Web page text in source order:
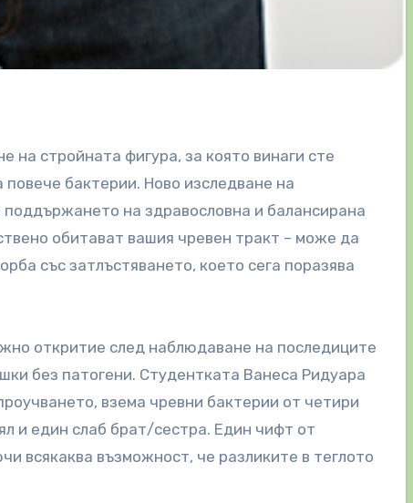
на стройната фигура, за която винаги сте
бактерии. Ново изследване на
на здравословна и балансирана
обитават вашия чревен тракт – може да
със затлъстяването, което сега поразява
откритие след наблюдаване на последиците
без патогени. Студентката Ванеса Ридуара
взема чревни бактерии от четири
и един слаб брат/сестра. Един чифт от
всякаква възможност, че разликите в теглото